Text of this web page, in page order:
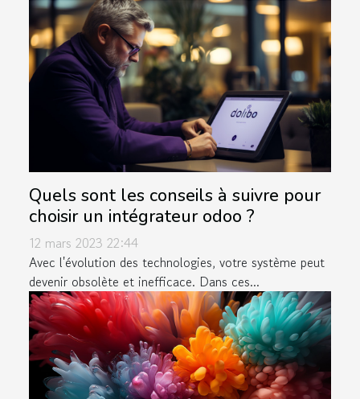
Quels sont les conseils à suivre pour
choisir un intégrateur odoo ?
12 mars 2023 22:44
Avec l'évolution des technologies, votre système peut
devenir obsolète et inefficace. Dans ces...